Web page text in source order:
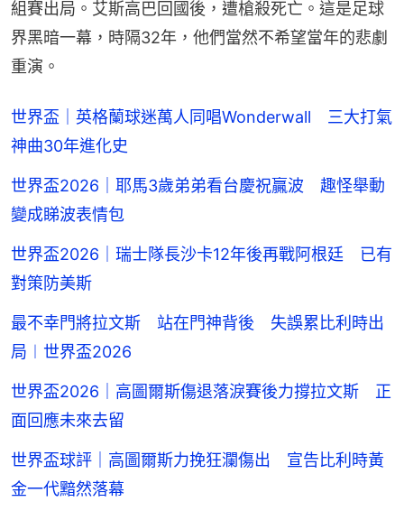
組賽出局。艾斯高巴回國後，遭槍殺死亡。這是足球
界黑暗一幕，時隔32年，他們當然不希望當年的悲劇
重演。
世界盃｜英格蘭球迷萬人同唱Wonderwall 三大打氣
神曲30年進化史
世界盃2026｜耶馬3歲弟弟看台慶祝贏波 趣怪舉動
變成睇波表情包
世界盃2026｜瑞士隊長沙卡12年後再戰阿根廷 已有
對策防美斯
最不幸門將拉文斯 站在門神背後 失誤累比利時出
局︱世界盃2026
世界盃2026｜高圖爾斯傷退落淚賽後力撐拉文斯 正
面回應未來去留
世界盃球評｜高圖爾斯力挽狂瀾傷出 宣告比利時黃
金一代黯然落幕